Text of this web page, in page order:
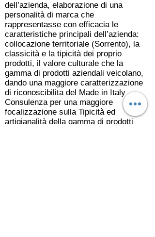
dell’azienda, elaborazione di una
personalità di marca che
rappresentasse con efficacia le
caratteristiche principali dell’azienda:
collocazione territoriale (Sorrento), la
classicità e la tipicità dei proprio
prodotti, il valore culturale che la
gamma di prodotti aziendali veicolano,
dando una maggiore caratterizzazione
di riconoscibilita del Made in Italy
Consulenza per una maggiore
focalizzazione sulla Tipicità ed
artigianalità della gamma di prodotti